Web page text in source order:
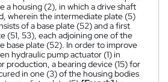
a housing (2), in which a drive shaft
wherein the intermediate plate (5)
of a base plate (52) and a first
(51, 53), each adjoining one of the
base plate (52). In order to improve
hydraulic pump actuator (1) in
production, a bearing device (15) for
in one (3) of the housing bodies